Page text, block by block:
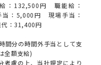
132,500円 職能給：
：5,000円 現場手当：
：31,400円
間分の時間外手当として支
全額支給)
慮の上、当社規定により